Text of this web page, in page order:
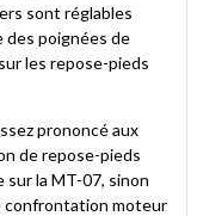
sont réglables
des poignées de
les repose-pieds
prononcé aux
de repose-pieds
la MT-07, sinon
confrontation moteur